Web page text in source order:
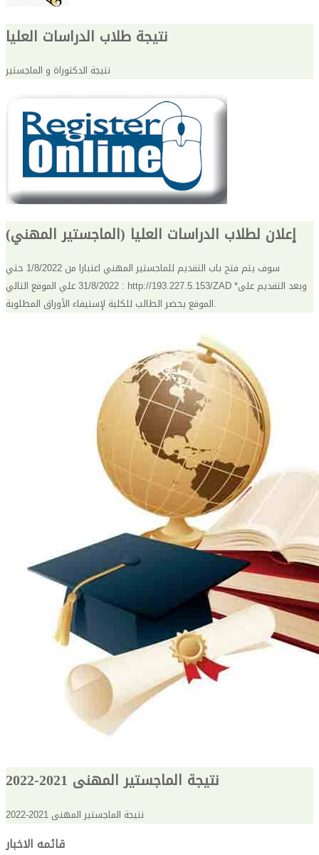
نتيجة طلاب الدراسات العليا
نتيجة الدكتوراة و الماجستير
إعلان لطلاب الدراسات العليا (الماجستير المهني)
سوف يتم فتح باب التقديم للماجستير المهني اعتبارا من 1/8/2022 حتي
31/8/2022 علي الموقع التالي : http://193.227.5.153/ZAD *وبعد التقديم على
الموقع يحضر الطالب للكلية لإستيفاء الأوراق المطلوبة.
نتيجة الماجستير المهنى 2021-2022
نتيجة الماجستير المهنى 2021-2022
قائمه الاخبار